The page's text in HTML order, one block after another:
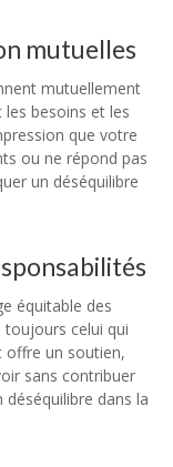
mutuelles
mutuellement
besoins et les
que votre
ou ne répond pas
un déséquilibre
équitable des
celui qui
offre un soutien,
sans contribuer
dans la